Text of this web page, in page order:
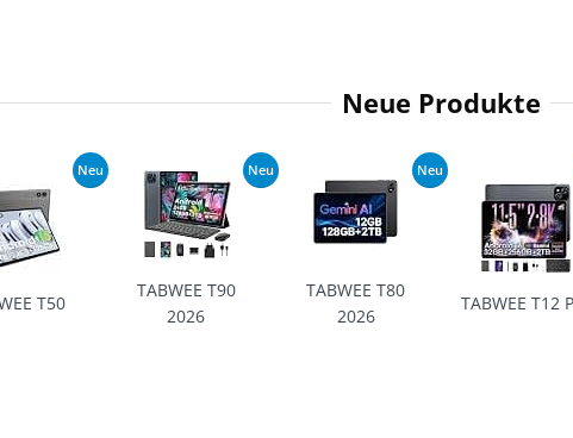
Neue Produkte
Neu
T50
Neu
TABWEE T90
2026
Neu
TABWEE T80
2026
TABWEE T12